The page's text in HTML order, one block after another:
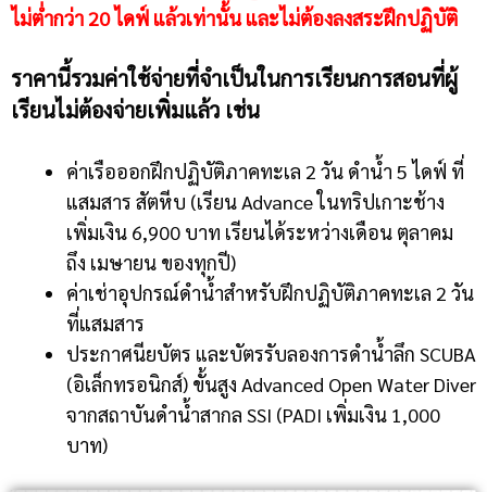
ไม่ต่ำกว่า 20 ไดฟ์ แล้วเท่านั้น และไม่ต้องลงสระฝึกปฏิบัติ
ราคานี้รวมค่าใช้จ่ายที่จำเป็นในการเรียนการสอนที่ผู้
เรียนไม่ต้องจ่ายเพิ่มแล้ว เช่น
ค่าเรือออกฝึกปฏิบัติภาคทะเล 2 วัน ดำน้ำ 5 ไดฟ์ ที่
แสมสาร สัตหีบ (เรียน Advance ในทริปเกาะช้าง
เพิ่มเงิน 6,900 บาท เรียนได้ระหว่างเดือน ตุลาคม
ถึง เมษายน ของทุกปี)
ค่าเช่าอุปกรณ์ดำน้ำสำหรับฝึกปฏิบัติภาคทะเล 2 วัน
ที่แสมสาร
ประกาศนียบัตร และบัตรรับลองการดำน้ำลึก SCUBA
(อิเล็กทรอนิกส์) ขั้นสูง Advanced Open Water Diver
จากสถาบันดำน้ำสากล SSI (PADI เพิ่มเงิน 1,000
บาท)